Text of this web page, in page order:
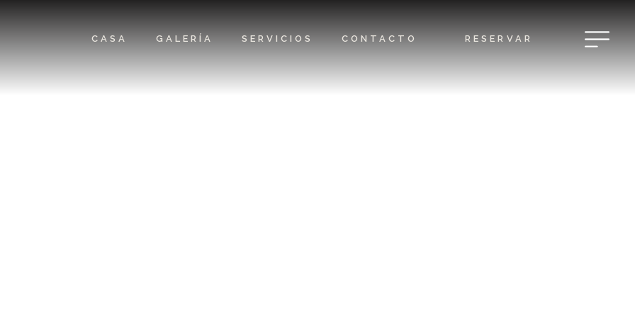
CASA GALERÍA SERVICIOS CONTACTO RESERVAR